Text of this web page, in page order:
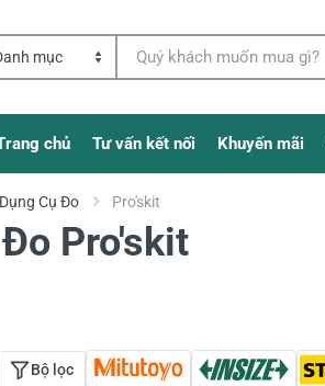
chủ Tư vấn kết nối Khuyến mãi
Cụ Đo Pro'skit
Pro'skit
Bộ lọc